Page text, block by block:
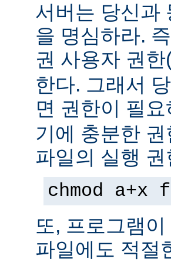
서버는 당신과
을 명심하라.
권 사용자 권한
한다. 그래서
면 권한이 필
기에 충분한
파일의 실행
chmod
또, 프로그램
파일에도 적절